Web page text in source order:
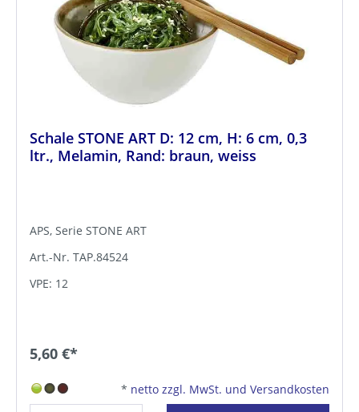
Schale STONE ART D: 12 cm, H: 6 cm, 0,3
ltr., Melamin, Rand: braun, weiss
APS, Serie STONE ART
Art.-Nr. TAP.84524
VPE: 12
5,60 €*
* netto zzgl. MwSt. und Versandkosten